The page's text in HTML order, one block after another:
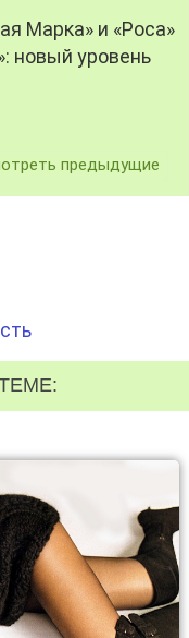
Марка» и «Роса»
новый уровень
предыдущие